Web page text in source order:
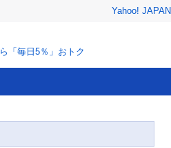
Yahoo! JAPAN
「毎日5％」おトク